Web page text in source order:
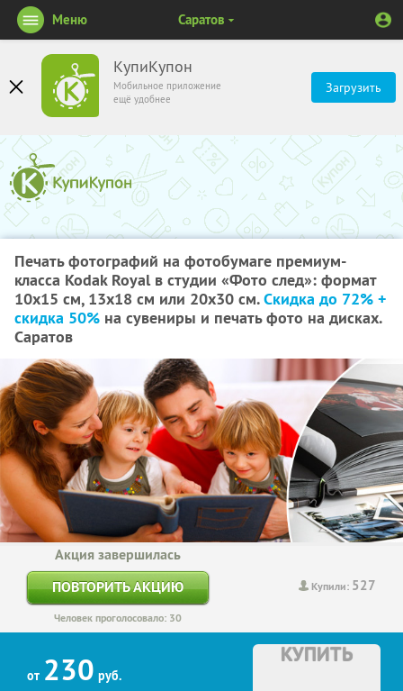
КупиКупон
Мобильное приложение
ещё удобнее
Загрузить
Меню Саратов
Печать фотографий на фотобумаге премиум-
класса Kodak Royal в студии «Фото след»: формат
10х15 см, 13х18 см или 20х30 см.Скидка до 72% +
скидка 50% на сувениры и печать фото на дисках.
Саратов
Купили: 527
Акция завершилась
ПОВТОРИТЬ АКЦИЮ
Человек проголосовало: 30
от 230 руб.
КУПИТЬ